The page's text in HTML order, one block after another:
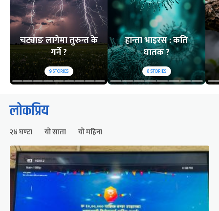
चट्याङ लागेमा तुरुन्त के
गर्ने ?
9STORIES
हान्ता भाइरस : कति
घातक ?
8STORIES
लोकप्रिय
२४ घण्टा यो साता यो महिना